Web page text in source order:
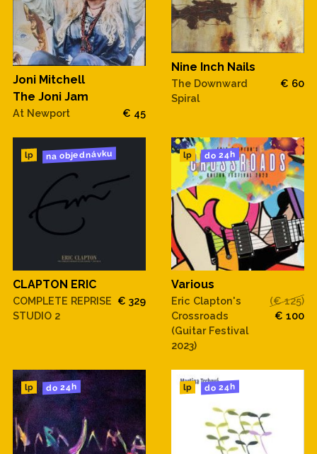
Joni Mitchell
The Joni Jam
At Newport € 45
Nine Inch Nails
The Downward
Spiral
€ 60
lp na objednávku
CLAPTON ERIC
COMPLETE REPRISE
STUDIO 2
€ 329
lp do 24h
Various
Eric Clapton's
Crossroads
(Guitar Festival
2023)
(€ 125)
€ 100
lp do 24h lp do 24h